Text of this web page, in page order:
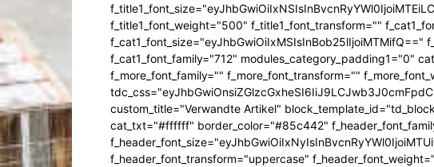
f_title1_font_weight="500" f_title1_font_transform=""
f_cat1_font_size="eyJhbGwiOiIxMSIsInBob25lIjoiMTMifQ=="
f_cat1_font_family="712" modules_category_padding1="0"
f_more_font_family="" f_more_font_transform=""
custom_title="Verwandte Artikel"
cat_txt="#ffffff" border_color="#85c442"
f_header_font_transform="uppercase"